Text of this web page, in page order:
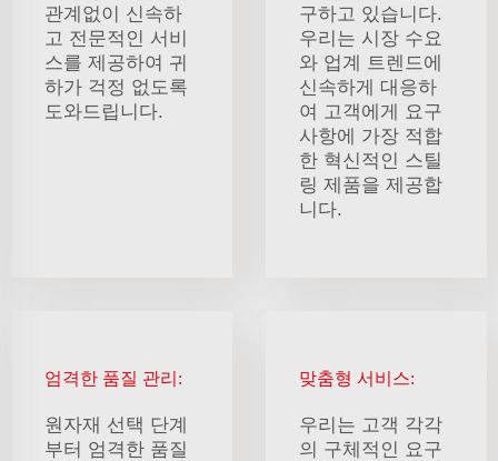
관계없이 신속하
고 전문적인 서비
스를 제공하여 귀
하가 걱정 없도록
도와드립니다.
구하고 있습니다.
우리는 시장 수요
와 업계 트렌드에
신속하게 대응하
여 고객에게 요구
사항에 가장 적합
한 혁신적인 스틸
링 제품을 제공합
니다.
엄격한 품질 관리:
원자재 선택 단계
부터 엄격한 품질
맞춤형 서비스:
우리는 고객 각각
의 구체적인 요구